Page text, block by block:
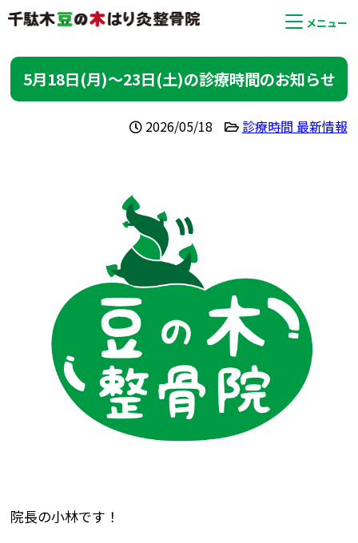
メニュー
5月18日(月)〜23日(土)の診療時間のお知らせ
2026/05/18 診療時間 最新情報
院長の小林です！